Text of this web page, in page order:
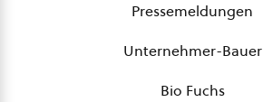
Pressemeldungen
Unternehmer-Bauer
Bio Fuchs